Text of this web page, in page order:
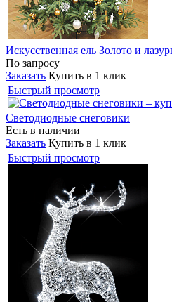
Искусственная ель Золото и
По запросу
Заказать Купить в 1 клик
Быстрый просмотр
Светодиодные снеговики
Есть в наличии
Заказать Купить в 1 клик
Быстрый просмотр